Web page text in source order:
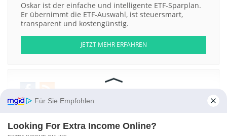
Oskar ist der einfache und intelligente ETF-Sparplan.
Er übernimmt die ETF-Auswahl, ist steuersmart,
transparent und kostengünstig.
JETZT MEHR ERFAHREN
Aktien ATX DAX EuroStoxx 50
Weitere Aktien:
Für Sie Empfohlen
Looking For Extra Income Online?